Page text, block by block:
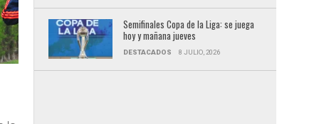
Semifinales Copa de la Liga: se juega
hoy y mañana jueves
DESTACADOS 8 JULIO, 2026